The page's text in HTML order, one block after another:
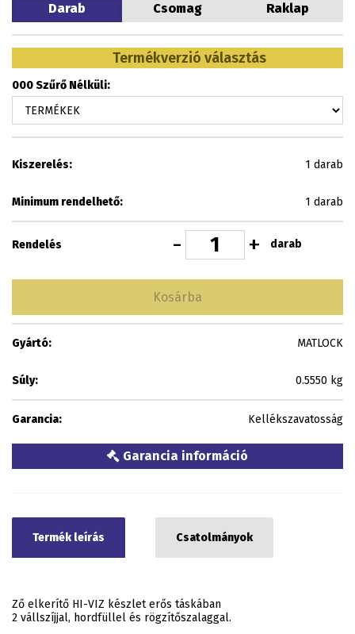
Darab Csomag Raklap
Termékverzió választás
000 Szűrő Nélküli:
Kiszerelés: 1 darab
Minimum rendelhető: 1 darab
Rendelés - + darab
Kosárba
Gyártó: MATLOCK
Súly: 0.5550 kg
Garancia: Kellékszavatosság
Garancia információ
Termék leírás Csatolmányok
Ző elkerítő HI-VIZ készlet erős táskában
2 vállszíjjal, hordfüllel és rögzítőszalaggal.